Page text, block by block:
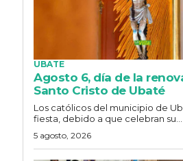
UBATE
Agosto 6, día de la
Santo Cristo de Ubaté
Los católicos del municipio de
fiesta, debido a que celebran su...
5 agosto, 2026